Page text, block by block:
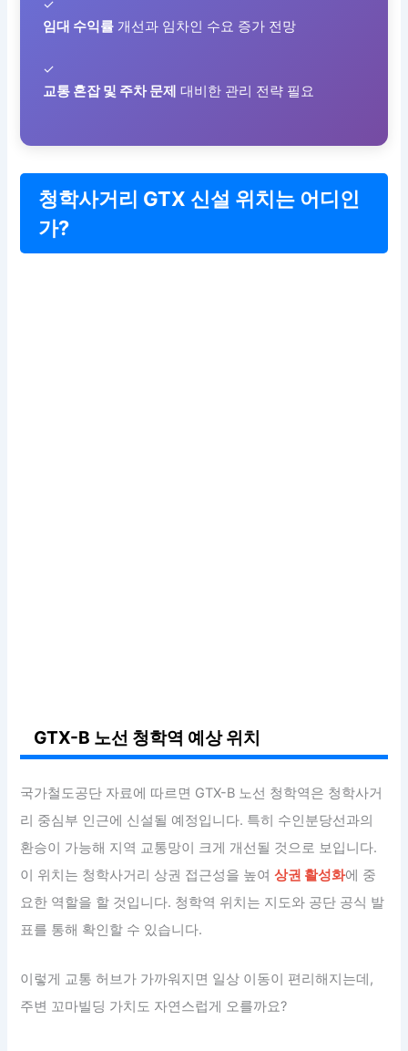
✓
임대 수익률 개선과 임차인 수요 증가 전망
✓
교통 혼잡 및 주차 문제 대비한 관리 전략 필요
청학사거리 GTX 신설 위치는 어디인
가?
GTX-B 노선 청학역 예상 위치
국가철도공단 자료에 따르면 GTX-B 노선 청학역은 청학사거
리 중심부 인근에 신설될 예정입니다. 특히 수인분당선과의
환승이 가능해 지역 교통망이 크게 개선될 것으로 보입니다.
이 위치는 청학사거리 상권 접근성을 높여상권 활성화에 중
요한 역할을 할 것입니다. 청학역 위치는 지도와 공단 공식 발
표를 통해 확인할 수 있습니다.
이렇게 교통 허브가 가까워지면 일상 이동이 편리해지는데,
주변 꼬마빌딩 가치도 자연스럽게 오를까요?